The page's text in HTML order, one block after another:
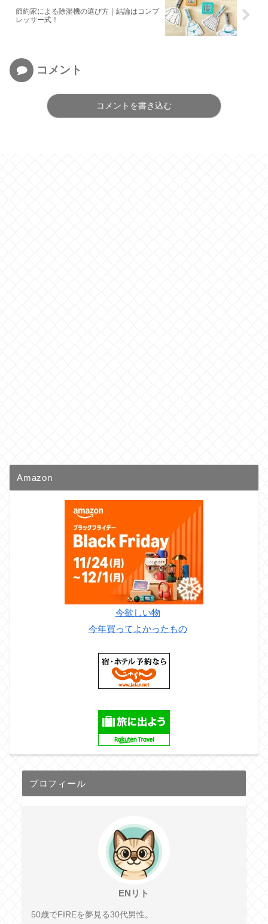
節約家による除湿機の選び方｜結論はコンプ
レッサー式！
コメント
コメントを書き込む
Amazon
今欲しい物
今年買ってよかったもの
プロフィール
ENリト
50歳でFIREを夢見る30代男性。